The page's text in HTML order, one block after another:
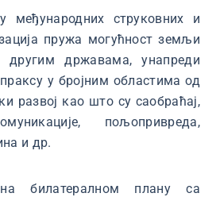
међународних струковних и
пружа могућност земљи
државама, унапреди
у бројним областима од
развој као што су саобраћај,
пољопривреда,
и др.
билатералном плану са